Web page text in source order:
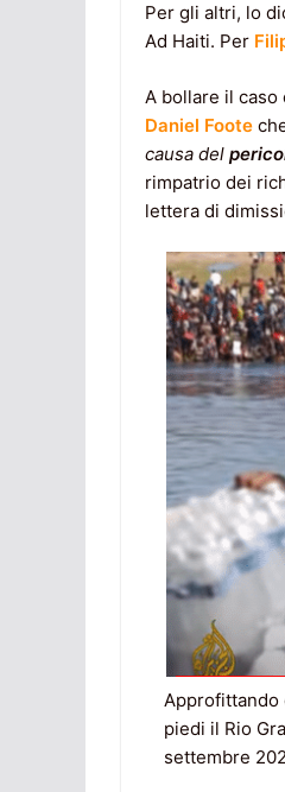
Per gli altri, lo
Ad Haiti. Per
A bollare il caso
Daniel Foote
causa del
rimpatrio dei
lettera di
Approfittando
piedi il Rio
settembre